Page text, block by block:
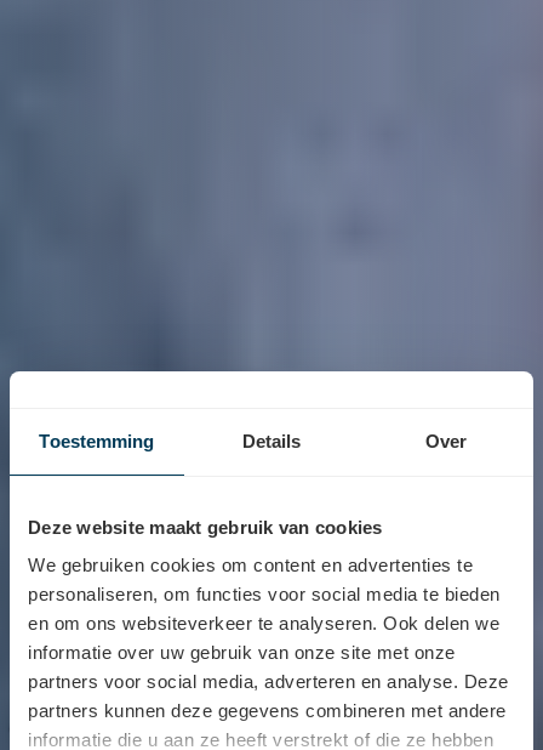
Toestemming Details Over
Deze website maakt gebruik van cookies
We gebruiken cookies om content en advertenties te
personaliseren, om functies voor social media te bieden
en om ons websiteverkeer te analyseren. Ook delen we
informatie over uw gebruik van onze site met onze
partners voor social media, adverteren en analyse. Deze
partners kunnen deze gegevens combineren met andere
informatie die u aan ze heeft verstrekt of die ze hebben
Hoorapparaten
Als merkonafhankelijke verdeler bieden we een